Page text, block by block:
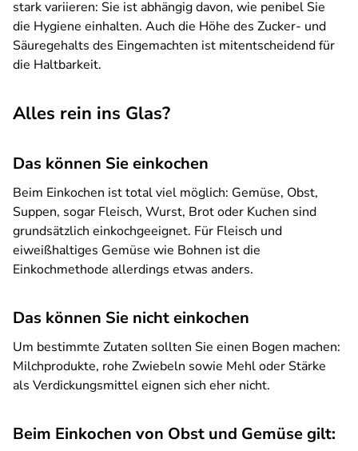
stark variieren: Sie ist abhängig davon, wie penibel Sie
die Hygiene einhalten. Auch die Höhe des Zucker- und
Säuregehalts des Eingemachten ist mitentscheidend für
die Haltbarkeit.
Alles rein ins Glas?
Das können Sie einkochen
Beim Einkochen ist total viel möglich: Gemüse, Obst,
Suppen, sogar Fleisch, Wurst, Brot oder Kuchen sind
grundsätzlich einkochgeeignet. Für Fleisch und
eiweißhaltiges Gemüse wie Bohnen ist die
Einkochmethode allerdings etwas anders.
Das können Sie nicht einkochen
Um bestimmte Zutaten sollten Sie einen Bogen machen:
Milchprodukte, rohe Zwiebeln sowie Mehl oder Stärke
als Verdickungsmittel eignen sich eher nicht.
Beim Einkochen von Obst und Gemüse gilt: